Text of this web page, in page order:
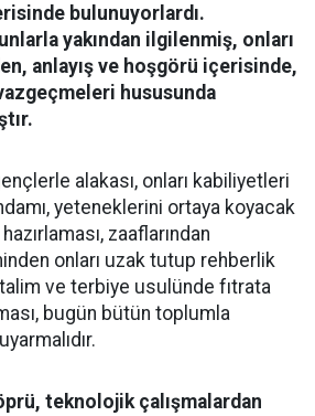
bulunuyorlardı.
yakından ilgilenmiş, onları
anlayış ve hoşgörü içerisinde,
hususunda
alakası, onları kabiliyetleri
yeteneklerini ortaya koyacak
zaaflarından
onları uzak tutup rehberlik
talim ve terbiye usulünde fıtrata
bugün bütün toplumla
teknolojik çalışmalardan